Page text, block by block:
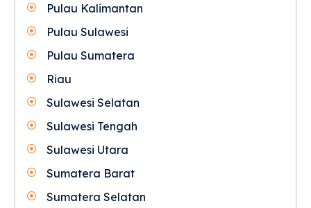
Pulau Kalimantan
Pulau Sulawesi
Pulau Sumatera
Riau
Sulawesi Selatan
Sulawesi Tengah
Sulawesi Utara
Sumatera Barat
Sumatera Selatan